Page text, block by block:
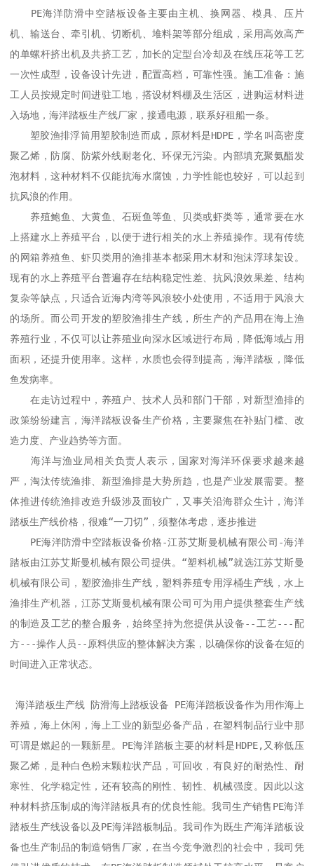
PE海洋防滑中空踏板设备主要由主机、换网器、模具、压片
机、输送台、牵引机、切断机、堆料架等部分组成，采用高效高产
的单螺杆挤出机及共挤工艺，加长的定型台冷却及在线压花等工艺
一次性成型，设备设计先进，配置高档，可靠性强。施工准备：施
工人员按规定时间进驻工地，搭设材料棚及生活区，进购运材料进
入场地，海洋踏板生产线厂家，接通电源，联系好租船一条。
塑胶渔排浮筒用塑胶制造而成，原材料是HDPE，学名叫高密度
聚乙烯，防腐、防紫外线耐老化、环保无污染。内部填充聚氨酯发
泡材料，这种材料不仅能抗海水腐蚀，力学性能也较好，可以起到
抗风浪的作用。
养殖鲍鱼、大黄鱼、石斑鱼等鱼、贝类或虾类等，通常要在水
上搭建水上养殖平台，以便于进行相关的水上养殖操作。现有传统
的网箱养殖鱼、虾贝类用的渔排基本都采用木材和泡沫浮球架设。
现有的水上养殖平台普遍存在结构稳定性差、抗风浪效果差、结构
复杂等缺点，只适合近海内湾等风浪较小处使用，不适用于风浪大
的场所。而公司开发的塑胶渔排生产线，所生产的产品用在海上渔
养殖行业，不仅可以让养殖业向深水区域进行布局，降低海域占用
面积，还提升使用率。这样，水质也会得到提高，海洋踏板，降低
鱼发病率。
在走访过程中，养殖户、技术人员和部门干部，对新型渔排的
政策纷纷建言，海洋踏板设备生产价格，主要聚焦在补贴门槛、改
造力度、产业趋势等方面。
海洋与渔业局相关负责人表示，国家对海洋环保要求越来越
严，淘汰传统渔排、新型渔排是大势所趋，也是产业发展需要。整
体推进传统渔排改造升级涉及面较广，又事关沿海群众生计，海洋
踏板生产线价格，很难“一刀切”，须整体考虑，逐步推进
PE海洋防滑中空踏板设备价格-江苏艾斯曼机械有限公司-海洋
踏板由江苏艾斯曼机械有限公司提供。“塑料机械”就选江苏艾斯曼
机械有限公司，塑胶渔排生产线，塑料养殖专用浮桶生产线，水上
渔排生产机器，江苏艾斯曼机械有限公司可为用户提供整套生产线
的制造及工艺的整合服务，始终坚持为您提供从设备--工艺---配
方---操作人员--原料供应的整体解决方案，以确保你的设备在短的
时间进入正常状态。
海洋踏板生产线 防滑海上踏板设备 PE海洋踏板设备作为用作海上
养殖，海上休闲，海上工业的新型必备产品，在塑料制品行业中那
可谓是燃起的一颗新星。PE海洋踏板主要的材料是HDPE,又称低压
聚乙烯，是种白色粉末颗粒状产品，可回收，有良好的耐热性、耐
寒性、化学稳定性，还有较高的刚性、韧性、机械强度。因此以这
种材料挤压制成的海洋踏板具有的优良性能。我司生产销售PE海洋
踏板生产线设备以及PE海洋踏板制品。我司作为既生产海洋踏板设
备也生产制品的制造销售厂家，在当今竞争激烈的社会中，我司凭